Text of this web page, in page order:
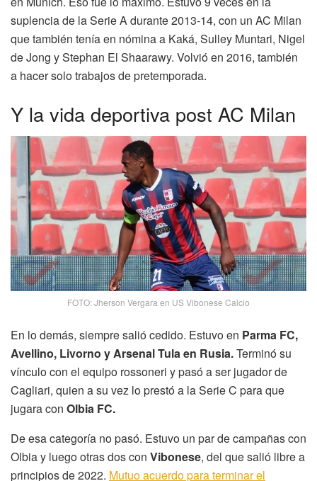
suplencia de la Serie A durante 2013-14, con un AC Milan
que también tenía en nómina a Kaká, Sulley Muntari, Nigel
de Jong y Stephan El Shaarawy. Volvió en 2016, también
a hacer solo trabajos de pretemporada.
Y la vida deportiva post AC Milan
FOTO: Jherson Vergara en US Vibonese Calcio
En lo demás, siempre salió cedido. Estuvo en Parma FC,
Avellino, Livorno y Arsenal Tula en Rusia.Terminó su
vínculo con el equipo rossoneri y pasó a ser jugador de
Cagliari, quien a su vez lo prestó a la Serie C para que
jugara con Olbia FC.
De esa categoría no pasó. Estuvo un par de campañas con
Olbia y luego otras dos con Vibonese, del que salió libre a
principios de 2022. Mutuo acuerdo para terminar el